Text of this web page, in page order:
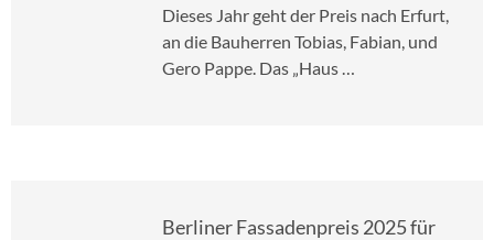
Dieses Jahr geht der Preis nach Erfurt,
an die Bauherren Tobias, Fabian, und
Gero Pappe. Das „Haus …
Berliner Fassadenpreis 2025 für